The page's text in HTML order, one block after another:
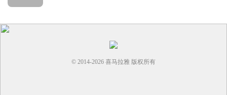
© 2014-2026 喜马拉雅 版权所有